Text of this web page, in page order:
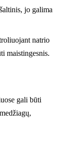
jo galima
natrio
maistingesnis.
gali būti